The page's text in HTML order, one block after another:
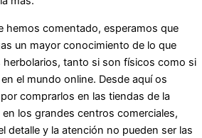
hemos comentado, esperamos que
un mayor conocimiento de lo que
herbolarios, tanto si son físicos como si
el mundo online. Desde aquí os
comprarlos en las tiendas de la
los grandes centros comerciales,
detalle y la atención no pueden ser las